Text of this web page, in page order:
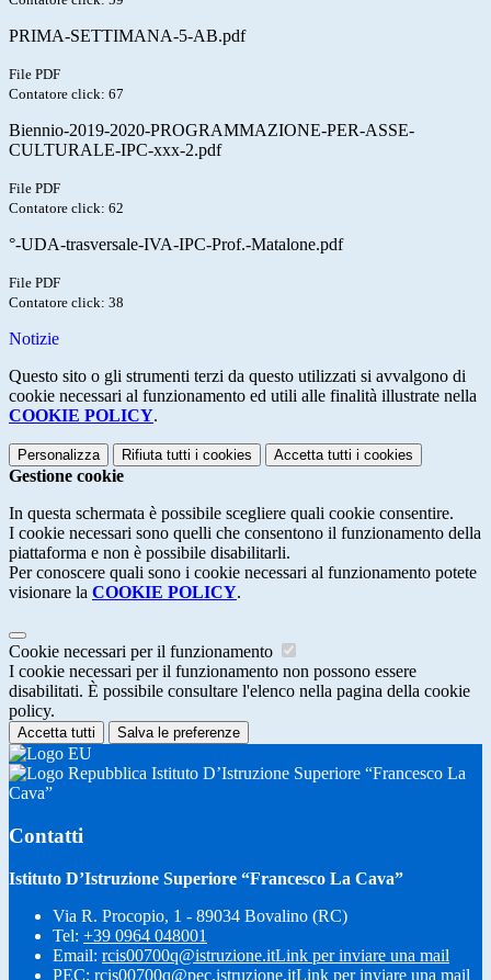
PRIMA-SETTIMANA-5-AB.pdf
File PDF
Contatore click: 67
Biennio-2019-2020-PROGRAMMAZIONE-PER-ASSE-
CULTURALE-IPC-xxx-2.pdf
File PDF
Contatore click: 62
°-UDA-trasversale-IVA-IPC-Prof.-Matalone.pdf
File PDF
Contatore click: 38
Notizie
Questo sito o gli strumenti terzi da questo utilizzati si avvalgono di
cookie necessari al funzionamento ed utili alle finalità illustrate nella
COOKIE POLICY.
Personalizza Rifiuta tutti i cookies Accetta tutti i cookies
Gestione cookie
In questa schermata è possibile scegliere quali cookie consentire.
I cookie necessari sono quelli che consentono il funzionamento della
piattaforma e non è possibile disabilitarli.
Per conoscere quali sono i cookie necessari al funzionamento potete
visionare la COOKIE POLICY.
Cookie necessari per il funzionamento
I cookie necessari per il funzionamento non possono essere
disabilitati. È possibile consultare l'elenco nella pagina della cookie
policy.
Accetta tutti Salva le preferenze
Istituto D’Istruzione Superiore “Francesco La
Cava”
Contatti
Istituto D’Istruzione Superiore “Francesco La Cava”
Via R. Procopio, 1 - 89034 Bovalino (RC)
Tel: +39 0964 048001
Email: rcis00700q@istruzione.itLink per inviare una mail
PEC: rcis00700q@pec.istruzione.itLink per inviare una mail